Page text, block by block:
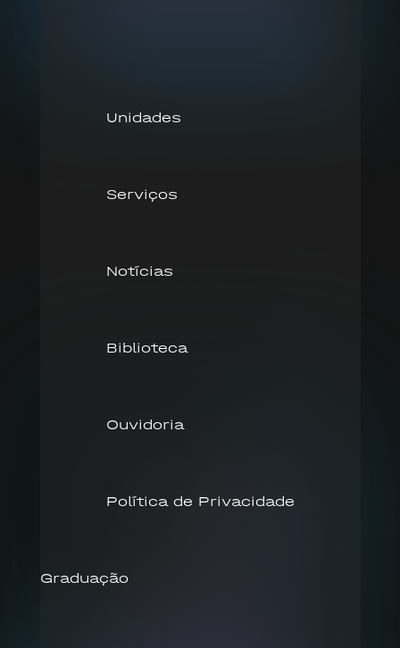
Unidades
Serviços
Notícias
Biblioteca
Ouvidoria
Política de Privacidade
Graduação